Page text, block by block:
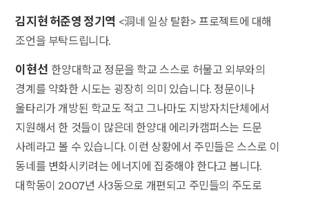
김지현 허준영 정기역 <洞네 일상 탈환> 프로젝트에 대해
조언을 부탁드립니다.
이현선 한양대학교 정문을 학교 스스로 허물고 외부와의
경계를 약화한 시도는 굉장히 의미 있습니다. 정문이나
울타리가 개방된 학교도 적고 그나마도 지방자치단체에서
지원해서 한 것들이 많은데 한양대 에리카캠퍼스는 드문
사례라고 볼 수 있습니다. 이런 상황에서 주민들은 스스로 이
동네를 변화시키려는 에너지에 집중해야 한다고 봅니다.
대학동이 2007년 사3동으로 개편되고 주민들의 주도로